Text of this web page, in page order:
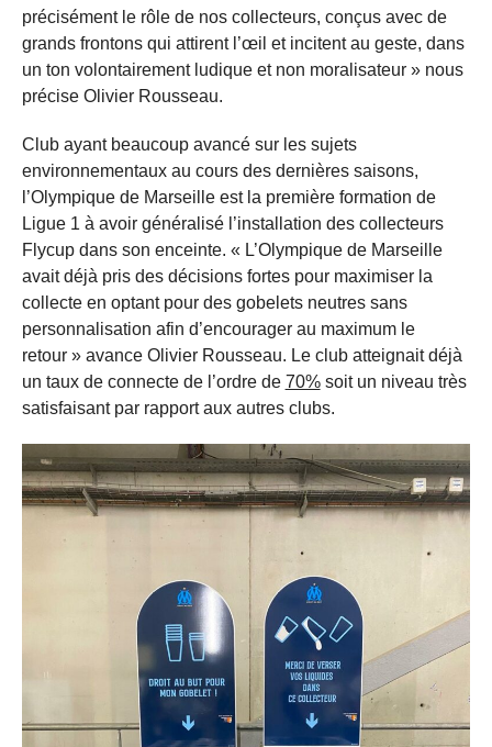
précisément le rôle de nos collecteurs, conçus avec de
grands frontons qui attirent l’œil et incitent au geste, dans
un ton volontairement ludique et non moralisateur » nous
précise Olivier Rousseau.
Club ayant beaucoup avancé sur les sujets
environnementaux au cours des dernières saisons,
l’Olympique de Marseille est la première formation de
Ligue 1 à avoir généralisé l’installation des collecteurs
Flycup dans son enceinte. « L’Olympique de Marseille
avait déjà pris des décisions fortes pour maximiser la
collecte en optant pour des gobelets neutres sans
personnalisation afin d’encourager au maximum le
retour » avance Olivier Rousseau. Le club atteignait déjà
un taux de connecte de l’ordre de 70%soit un niveau très
satisfaisant par rapport aux autres clubs.